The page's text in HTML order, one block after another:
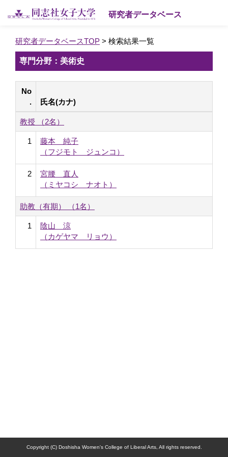
研究者データベース
研究者データベースTOP > 検索結果一覧
専門分野：美術史
No
.
氏名(カナ)
教授 （2名）
1
藤本 純子
（フジモト ジュンコ）
2
宮腰 直人
（ミヤコシ ナオト）
助教（有期） （1名）
1
陰山 涼
（カゲヤマ リョウ）
Copyright (C) Doshisha Women's College of Liberal Arts, All rights reserved.